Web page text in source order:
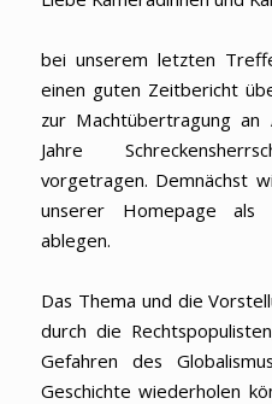
bei unserem letzten
einen guten Zeitbericht
zur Machtübertragung
Jahre
vorgetragen. Demnächst
unserer Homepage als
ablegen.
Das Thema und die
durch die
Gefahren des
Geschichte wiederholen